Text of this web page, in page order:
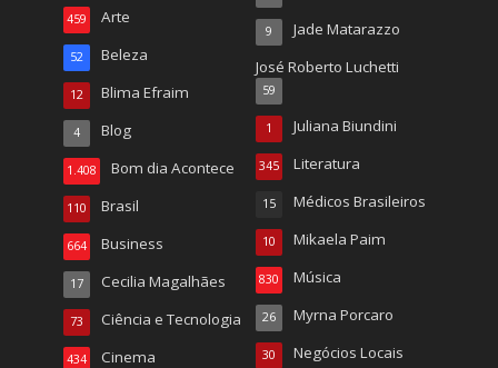
Arte
459
Beleza
52
Blima Efraim
12
Blog
4
Bom dia Acontece
1.408
Brasil
110
Business
664
Cecilia Magalhães
17
Ciência e Tecnologia
73
Cinema
434
Jade Matarazzo
9
José Roberto Luchetti
59
Juliana Biundini
1
Literatura
345
Médicos Brasileiros
15
Mikaela Paim
10
Música
830
Myrna Porcaro
26
Negócios Locais
30